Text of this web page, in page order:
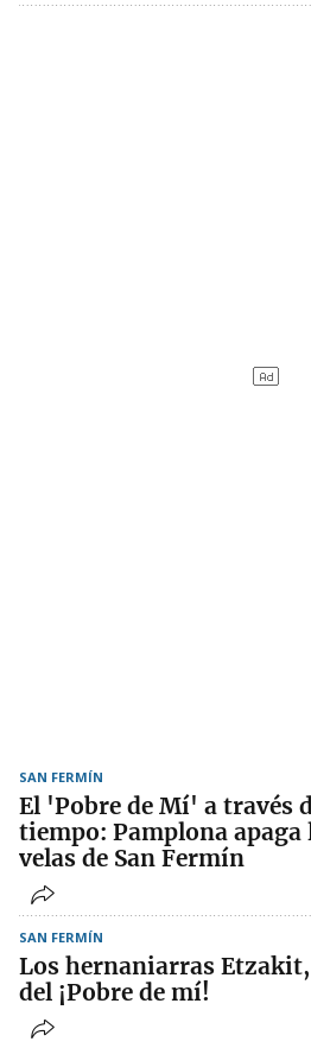
SAN FERMÍN
El 'Pobre de Mí' a través
tiempo: Pamplona apaga
velas de San Fermín
SAN FERMÍN
Los hernaniarras
del ¡Pobre de mí!